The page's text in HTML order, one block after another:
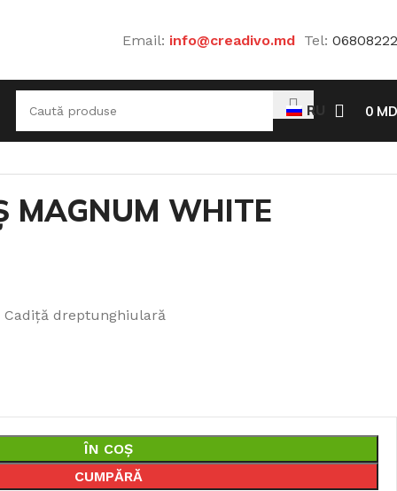
Email: info@creadivo.md Tel:
RU 0
MAGNUM WHITE
Cadiță dreptunghiulară
ÎN COȘ
CUMPĂRĂ